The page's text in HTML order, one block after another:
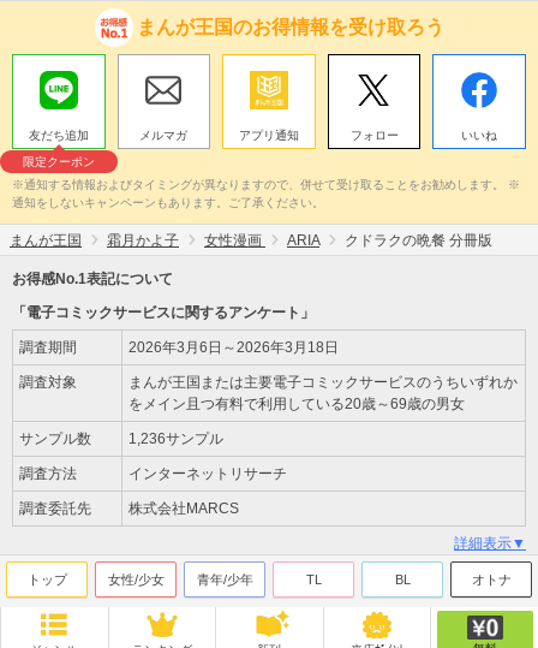
まんが王国のお得情報を受け取ろう
友だち追加
限定クーポン
メルマガ アプリ通知 フォロー いいね
※通知する情報およびタイミングが異なりますので、併せて受け取ることをお勧めします。 ※
通知をしないキャンペーンもあります。ご了承ください。
まんが王国 霜月かよ子 女性漫画 ARIA クドラクの晩餐 分冊版
お得感No.1表記について
「電子コミックサービスに関するアンケート」
調査期間 2026年3月6日～2026年3月18日
調査対象
まんが王国または主要電子コミックサービスのうちいずれか
をメイン且つ有料で利用している20歳～69歳の男女
サンプル数 1,236サンプル
調査方法 インターネットリサーチ
調査委託先 株式会社MARCS
詳細表示▼
トップ 女性/少女 青年/少年 TL BL オトナ